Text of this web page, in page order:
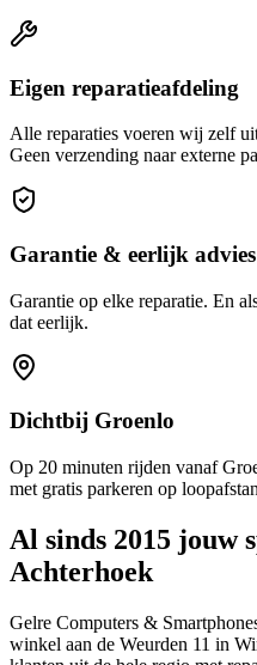
Eigen reparatieafdeling
Alle reparaties voeren wij zelf
Geen verzending naar externe
Garantie & eerlijk advies
Garantie op elke reparatie. En
dat eerlijk.
Dichtbij Groenlo
Op 20 minuten rijden vanaf
met gratis parkeren op
Al sinds 2015 jouw
Achterhoek
Gelre Computers &
winkel aan de Weurden 11 in